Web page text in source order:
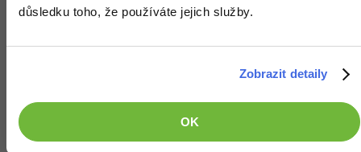
důsledku toho, že používáte jejich služby.
Zobrazit detaily
OK
Lekce 10: